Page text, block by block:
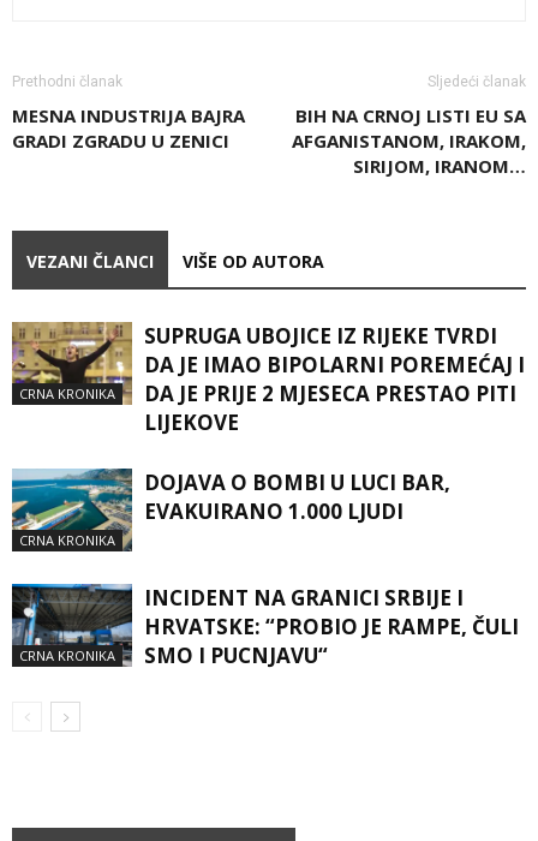
Prethodni članak
MESNA INDUSTRIJA BAJRA
GRADI ZGRADU U ZENICI
Sljedeći članak
BIH NA CRNOJ LISTI EU SA
AFGANISTANOM, IRAKOM,
SIRIJOM, IRANOM…
VEZANI ČLANCI VIŠE OD AUTORA
CRNA KRONIKA
SUPRUGA UBOJICE IZ RIJEKE TVRDI
DA JE IMAO BIPOLARNI POREMEĆAJ I
DA JE PRIJE 2 MJESECA PRESTAO PITI
LIJEKOVE
CRNA KRONIKA
DOJAVA O BOMBI U LUCI BAR,
EVAKUIRANO 1.000 LJUDI
CRNA KRONIKA
INCIDENT NA GRANICI SRBIJE I
HRVATSKE: “PROBIO JE RAMPE, ČULI
SMO I PUCNJAVU“